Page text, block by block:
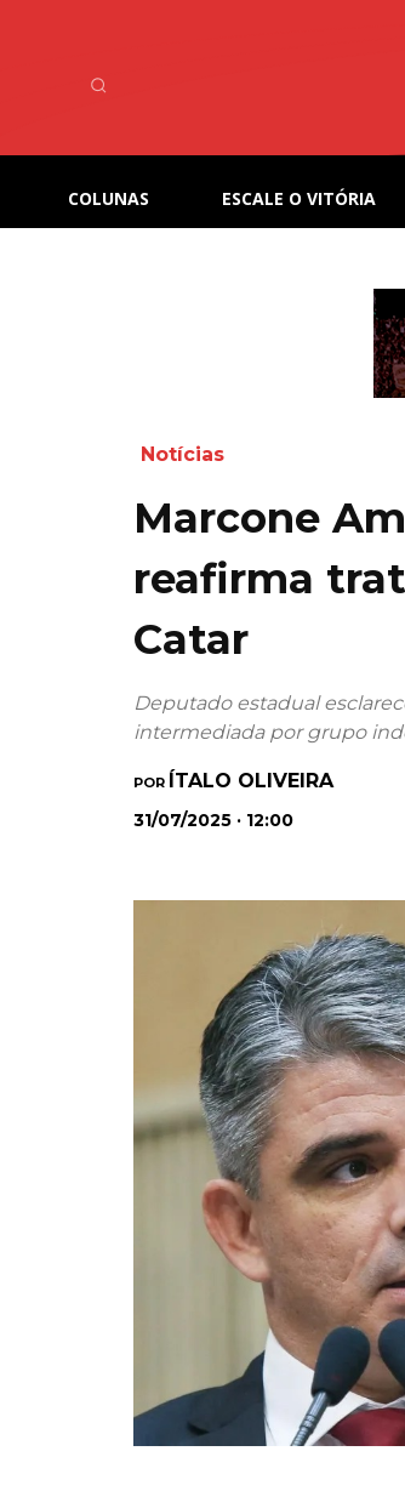
COLUNAS ESCALE O VITÓRIA
Notícias
Marcone
reafirma
Catar
Deputado estadual
intermediada por grupo
POR ÍTALO OLIVEIRA
31/07/2025 · 12:00